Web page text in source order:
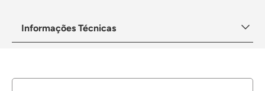
Informações Técnicas